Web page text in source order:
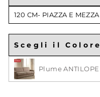
120 CM- PIAZZA E MEZZA
Scegli il
Scegli il Colore
Plume ANTILOPE